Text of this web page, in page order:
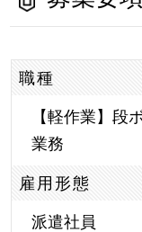
職種
【軽作業】段
業務
雇用形態
派遣社員